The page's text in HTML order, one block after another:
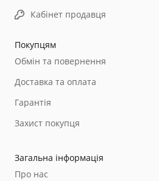
Покупцям
Обмін та повернення
Доставка та оплата
Гарантія
Захист покупця
Загальна інформація
Про нас
Кабінет продавця